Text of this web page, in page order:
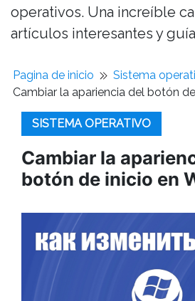
operativos. Una increíble
artículos interesantes y
Pagina de inicio
Sistema
Cambiar la apariencia del botón
SISTEMA OPERATIVO
Cambiar la
botón de inicio en